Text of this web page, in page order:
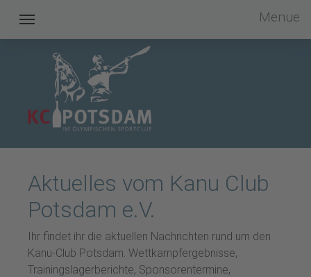
Kanu Club Potsdam im OSC e.V. Menue
Aktuelles vom Kanu Club
Potsdam e.V.
Ihr findet ihr die aktuellen Nachrichten rund um den
Kanu-Club Potsdam. Wettkampfergebnisse,
Trainingslagerberichte, Sponsorentermine,